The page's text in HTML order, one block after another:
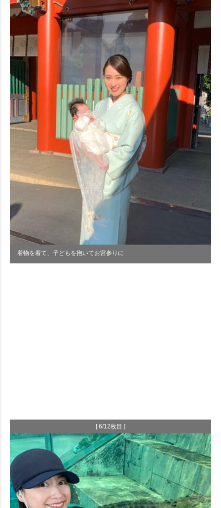
着物を着て、子どもを抱いてお宮参りに
[ 6/12枚目 ]